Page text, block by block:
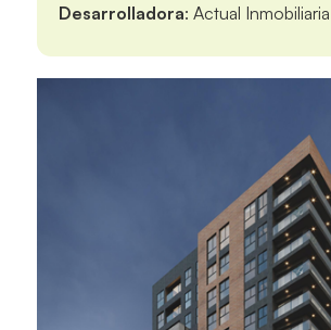
Desarrolladora: Actual Inmobiliaria